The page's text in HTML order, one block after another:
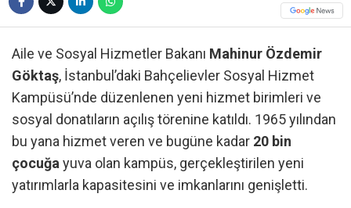
Aile ve Sosyal Hizmetler Bakanı Mahinur Özdemir
Göktaş, İstanbul’daki Bahçelievler Sosyal Hizmet
Kampüsü’nde düzenlenen yeni hizmet birimleri ve
sosyal donatıların açılış törenine katıldı. 1965 yılından
bu yana hizmet veren ve bugüne kadar 20 bin
çocuğa yuva olan kampüs, gerçekleştirilen yeni
yatırımlarla kapasitesini ve imkanlarını genişletti.